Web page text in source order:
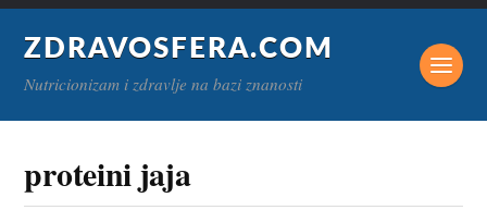
ZDRAVOSFERA.COM
Nutricionizam i zdravlje na bazi znanosti
proteini jaja